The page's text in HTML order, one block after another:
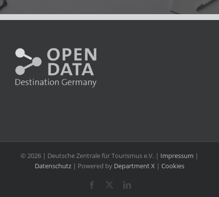
© 2026 | Deutsche Zentrale für Tourismus e.V. | Impressum |
Datenschutz | Powered by Department X | Cookies
Facebook LinkedIn